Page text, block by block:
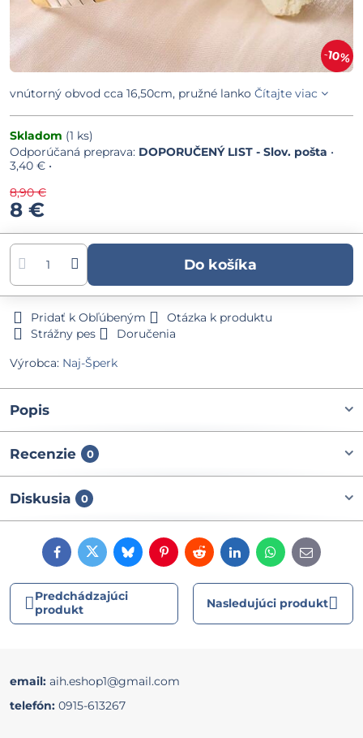
10%
vnútorný obvod cca 16,50cm, pružné lanko Čítajte viac
Skladom (1 ks)
DOPORUČENÝ LIST - Slov. pošta •
3,40 € •
8,90 €
8 €
Do košíka
Pridať k Obľúbeným
Otázka k produktu
Strážny pes
Doručenia
Výrobca: Naj-Šperk
Popis
Recenzie 0
Diskusia 0
FacebookTwitterBlueskyPinterestRedditLinkedInWhatsApp
E-
mail
Predchádzajúci
produkt
Nasledujúci produkt
email: aih.eshop1@gmail.com
telefón: 0915-613267